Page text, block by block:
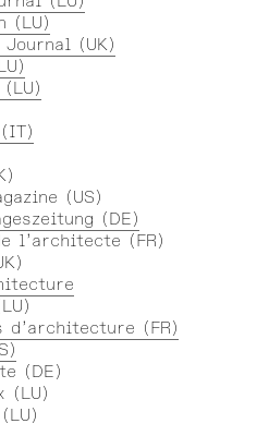
(LU)
(UK)
(US)
(DE)
l’architecte (FR)
d’architecture (FR)
(DE)
(LU)